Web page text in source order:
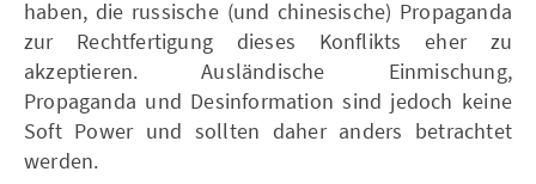
haben, die russische (und chinesische) Propaganda
zur Rechtfertigung dieses Konflikts eher zu
akzeptieren. Ausländische Einmischung,
Propaganda und Desinformation sind jedoch keine
Soft Power und sollten daher anders betrachtet
werden.